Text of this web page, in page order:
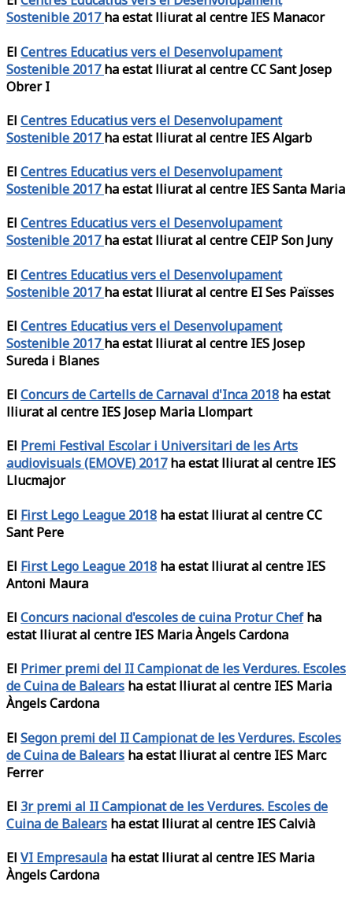
Sostenible 2017ha estat lliurat al centre IES Manacor
El Centres Educatius vers el Desenvolupament
Sostenible 2017ha estat lliurat al centre CC Sant Josep
Obrer I
El Centres Educatius vers el Desenvolupament
Sostenible 2017ha estat lliurat al centre IES Algarb
El Centres Educatius vers el Desenvolupament
Sostenible 2017ha estat lliurat al centre IES Santa Maria
El Centres Educatius vers el Desenvolupament
Sostenible 2017ha estat lliurat al centre CEIP Son Juny
El Centres Educatius vers el Desenvolupament
Sostenible 2017ha estat lliurat al centre EI Ses Païsses
El Centres Educatius vers el Desenvolupament
Sostenible 2017ha estat lliurat al centre IES Josep
Sureda i Blanes
El Concurs de Cartells de Carnaval d'Inca 2018 ha estat
lliurat al centre IES Josep Maria Llompart
El Premi Festival Escolar i Universitari de les Arts
audiovisuals (EMOVE) 2017ha estat lliurat al centre IES
Llucmajor
El First Lego League 2018 ha estat lliurat al centre CC
Sant Pere
El First Lego League 2018 ha estat lliurat al centre IES
Antoni Maura
El Concurs nacional d'escoles de cuina Protur Chefha
estat lliurat al centre IES Maria Àngels Cardona
El Primer premi del II Campionat de les Verdures. Escoles
de Cuina de Balears ha estat lliurat al centre IES Maria
Àngels Cardona
El Segon premi del II Campionat de les Verdures. Escoles
de Cuina de Balears ha estat lliurat al centre IES Marc
Ferrer
El 3r premi al II Campionat de les Verdures. Escoles de
Cuina de Balears ha estat lliurat al centre IES Calvià
El VI Empresaula ha estat lliurat al centre IES Maria
Àngels Cardona